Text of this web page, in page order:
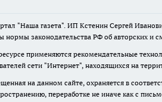
"Наша газета". ИП Кстенин Сергей
нормы законодательства РФ об авторских и
применяются рекомендательные
сети "Интернет", находящихся на
на данном сайте, охраняется в
переработке не иначе как с